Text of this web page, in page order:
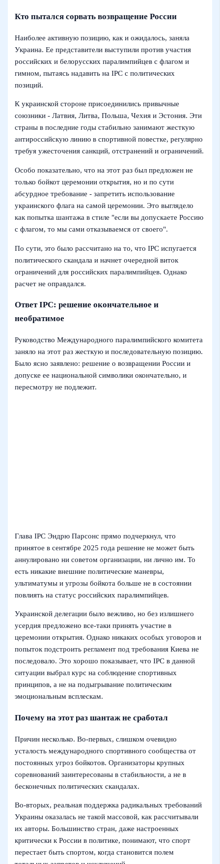
Кто пытался сорвать возвращение России
Наиболее активную позицию, как и ожидалось, заняла
Украина. Ее представители выступили против участия
российских и белорусских паралимпийцев с флагом и
гимном, пытаясь надавить на IPC с политических
позиций.
К украинской стороне присоединились привычные
союзники - Латвия, Литва, Польша, Чехия и Эстония. Эти
страны в последние годы стабильно занимают жесткую
антироссийскую линию в спортивной повестке, регулярно
требуя ужесточения санкций, отстранений и ограничений.
Особо показательно, что на этот раз был предложен не
только бойкот церемонии открытия, но и по сути
абсурдное требование - запретить использование
украинского флага на самой церемонии. Это выглядело
как попытка шантажа в стиле "если вы допускаете Россию
с флагом, то мы сами отказываемся от своего".
По сути, это было рассчитано на то, что IPC испугается
политического скандала и начнет очередной виток
ограничений для российских паралимпийцев. Однако
расчет не оправдался.
Ответ IPC: решение окончательное и
необратимое
Руководство Международного паралимпийского комитета
заняло на этот раз жесткую и последовательную позицию.
Было ясно заявлено: решение о возвращении России и
допуске ее национальной символики окончательно, и
пересмотру не подлежит.
Глава IPC Эндрю Парсонс прямо подчеркнул, что
принятое в сентябре 2025 года решение не может быть
аннулировано ни советом организации, ни лично им. То
есть никакие внешние политические маневры,
ультиматумы и угрозы бойкота больше не в состоянии
повлиять на статус российских паралимпийцев.
Украинской делегации было вежливо, но без излишнего
усердия предложено все-таки принять участие в
церемонии открытия. Однако никаких особых уговоров и
попыток подстроить регламент под требования Киева не
последовало. Это хорошо показывает, что IPC в данной
ситуации выбрал курс на соблюдение спортивных
принципов, а не на подыгрывание политическим
эмоциональным всплескам.
Почему на этот раз шантаж не сработал
Причин несколько. Во‑первых, слишком очевидно
усталость международного спортивного сообщества от
постоянных угроз бойкотов. Организаторы крупных
соревнований заинтересованы в стабильности, а не в
бесконечных политических скандалах.
Во‑вторых, реальная поддержка радикальных требований
Украины оказалась не такой массовой, как рассчитывали
их авторы. Большинство стран, даже настроенных
критически к России в политике, понимают, что спорт
перестает быть спортом, когда становится полем